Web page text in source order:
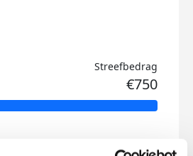
Streefbedrag
€750